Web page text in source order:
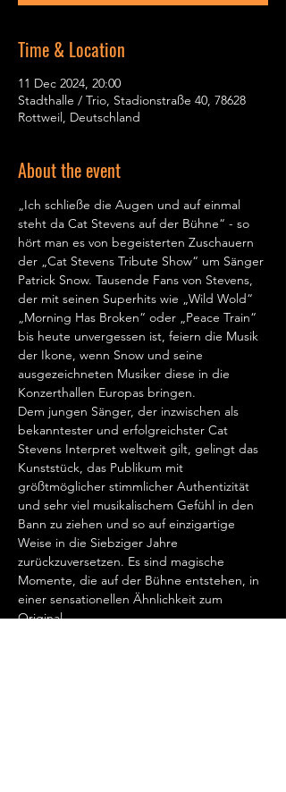
Time & Location
11 Dec 2024, 20:00
Stadthalle / Trio, Stadionstraße 40, 78628
Rottweil, Deutschland
About the event
„Ich schließe die Augen und auf einmal
steht da Cat Stevens auf der Bühne“ - so
hört man es von begeisterten Zuschauern
der „Cat Stevens Tribute Show“ um Sänger
Patrick Snow. Tausende Fans von Stevens,
der mit seinen Superhits wie „Wild Wold“
„Morning Has Broken“ oder „Peace Train“
bis heute unvergessen ist, feiern die Musik
der Ikone, wenn Snow und seine
ausgezeichneten Musiker diese in die
Konzerthallen Europas bringen.
Dem jungen Sänger, der inzwischen als
bekanntester und erfolgreichster Cat
Stevens Interpret weltweit gilt, gelingt das
Kunststück, das Publikum mit
größtmöglicher stimmlicher Authentizität
und sehr viel musikalischem Gefühl in den
Bann zu ziehen und so auf einzigartige
Weise in die Siebziger Jahre
zurückzuversetzen. Es sind magische
Momente, die auf der Bühne entstehen, in
einer sensationellen Ähnlichkeit zum
Original.